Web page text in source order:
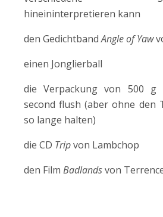
hineininterpretieren kann
den GedichtbandAngle of Yaw
einen Jonglierball
die Verpackung von 500 g
second flush (aber ohne den
so lange halten)
die CD Tripvon Lambchop
den Film Badlandsvon